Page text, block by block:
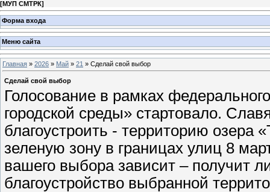
[МУП СМТРК]
Форма входа
Меню сайта
Главная » 2026 » Май » 21 » Сделай свой выбор
Сделай свой выбор
Голосование в рамках
городской среды» стартовало.
благоустроить - территорию озера
зеленую зону в границах улиц 8
вашего выбора зависит – получит
благоустройство выбранной